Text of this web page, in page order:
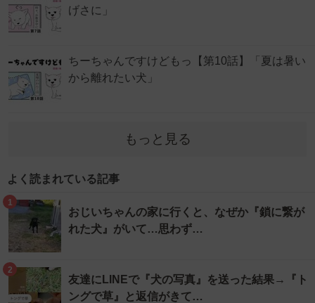
げさに」
ちーちゃんですけどもっ【第10話】「夏は暑い
から離れたい犬」
もっと見る
よく読まれている記事
1
おじいちゃんの家に行くと、なぜか『鎖に繋が
れた犬』がいて…思わず…
2
友達にLINEで『犬の写真』を送った結果→『ト
ングで草』と返信がきて…